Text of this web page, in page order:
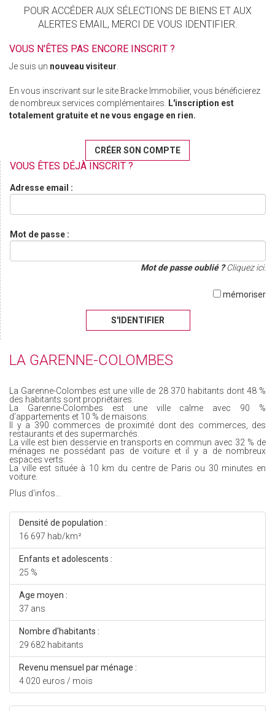
POUR ACCÉDER AUX SÉLECTIONS DE BIENS ET AUX
ALERTES EMAIL, MERCI DE VOUS IDENTIFIER.
VOUS N'ÊTES PAS ENCORE INSCRIT ?
Je suis un nouveau visiteur.
En vous inscrivant sur le site Bracke Immobilier, vous bénéficierez
de nombreux services complémentaires. L'inscription est
totalement gratuite et ne vous engage en rien.
CRÉER SON COMPTE
VOUS ÊTES DÉJÀ INSCRIT ?
Adresse email :
Mot de passe :
Mot de passe oublié ?Cliquez ici.
mémoriser
S'IDENTIFIER
LA GARENNE-COLOMBES
La Garenne-Colombes est une ville de 28 370 habitants dont 48 %
des habitants sont propriétaires.
La Garenne-Colombes est une ville calme avec 90 %
d'appartements et 10 % de maisons.
Il y a 390 commerces de proximité dont des commerces, des
restaurants et des supermarchés.
La ville est bien desservie en transports en commun avec 32 % de
ménages ne possédant pas de voiture et il y a de nombreux
espaces verts.
La ville est située à 10 km du centre de Paris ou 30 minutes en
voiture.
Plus d'infos...
Densité de population :
16 697 hab/km²
Enfants et adolescents :
25 %
Age moyen :
37 ans
Nombre d'habitants :
29 682 habitants
Revenu mensuel par ménage :
4 020 euros / mois